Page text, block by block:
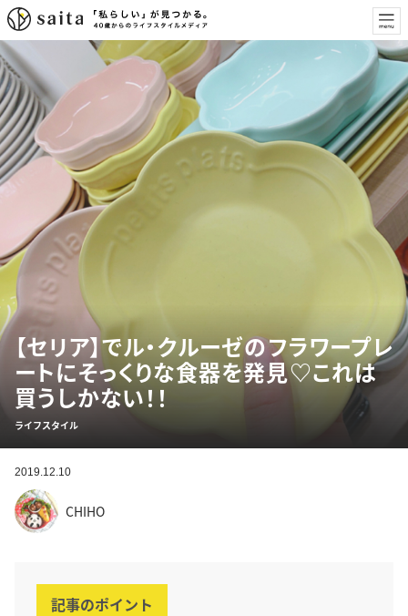
【セリア】でル・クルーゼのフラワープレ
ートにそっくりな食器を発見♡これは
買うしかない！！
ライフスタイル
2019.12.10
CHIHO
記事のポイント